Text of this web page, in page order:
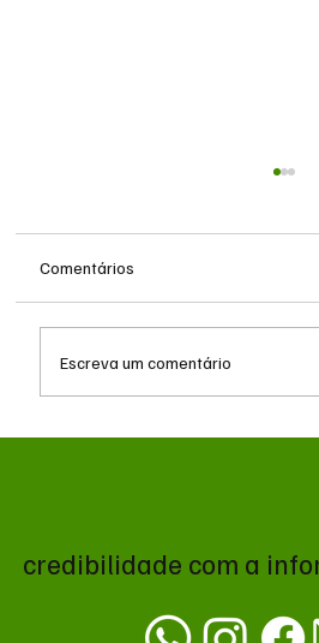
Comentários
Escreva um comentário
credibilidade com a